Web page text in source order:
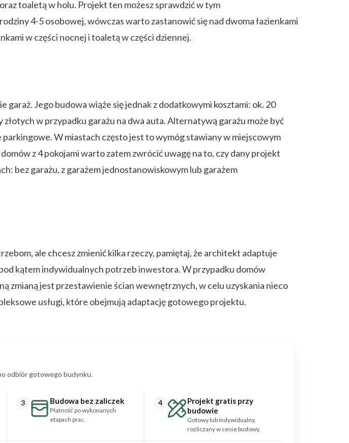
toaletą w holu. Projekt ten możesz sprawdzić w tym
4-5 osobowej, wówczas warto zastanowić się nad dwoma łazienkami
w części nocnej i toaletą w części dziennej.
Jego budowa wiąże się jednak z dodatkowymi kosztami: ok. 20
w przypadku garażu na dwa auta. Alternatywą garażu może być
W miastach często jest to wymóg stawiany w miejscowym
z 4 pokojami warto zatem zwrócić uwagę na to, czy dany projekt
bez garażu, z garażem jednostanowiskowym lub garażem
ale chcesz zmienić kilka rzeczy, pamiętaj, że architekt adaptuje
kątem indywidualnych potrzeb inwestora. W przypadku domów
zmianą jest przestawienie ścian wewnętrznych, w celu uzyskania nieco
usługi, które obejmują adaptację gotowego projektu.
odbiór gotowego budynku.
3 Budowa bez zaliczek
Płatność po wykonanych
etapach prac.
4
Projekt gratis przy
budowie
Gotowy lub indywidualny,
rozliczany w cenie budowy.